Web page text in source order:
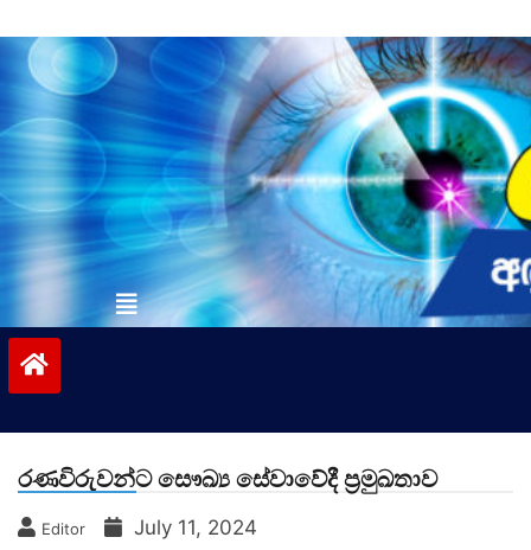
to
contentvinivida.lk
රණවිරුවන්ට සෞඛ්‍ය සේවාවේදී ප්‍රමුඛතාව
Editor July 11, 2024